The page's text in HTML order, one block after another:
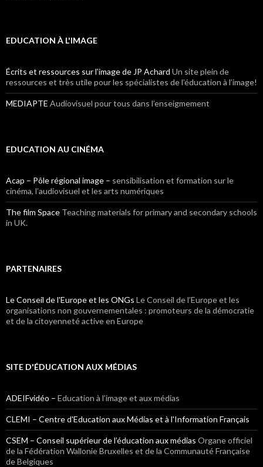
EDUCATION À L'IMAGE
Écrits et ressources sur l'image de JP Achard Un site plein de
ressources et très utile pour les spécialistes de l’éducation à l’image!
MEDIAPTE Audiovisuel pour tous dans l’enseigmement
EDUCATION AU CINÉMA
Acap – Pôle régional image – sensibilisation et formation sur le
cinéma, l’audiovisuel et les arts numériques
The film Space Teaching materials for primary and secondary schools
in UK.
PARTENAIRES
Le Conseil de l'Europe et les ONGs Le Conseil de l’Europe et les
organisations non gouvernementales : promoteurs de la démocratie
et de la citoyenneté active en Europe
SITE D'ÉDUCATION AUX MÉDIAS
ADEIFvidéo – Education à l’image et aux médias
CLEMI – Centre d'Education aux Médias et à l'Information Français
CSEM – Conseil supérieur de l’éducation aux médias Organe officiel
de la Fédération Wallonie Bruxelles et de la Communauté Française
de Belgiques